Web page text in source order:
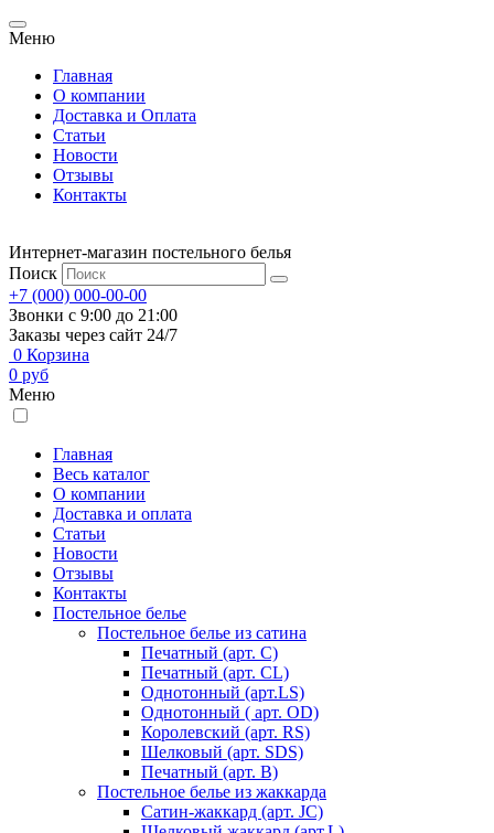
Меню
Главная
О компании
Доставка и Оплата
Статьи
Новости
Отзывы
Контакты
Интернет-магазин постельного белья
Поиск
+7 (000) 000-00-00
Звонки с 9:00 до 21:00
Заказы через сайт 24/7
0 Корзина
0 руб
Меню
Главная
Весь каталог
О компании
Доставка и оплата
Статьи
Новости
Отзывы
Контакты
Постельное белье
Постельное белье из сатина
Печатный (арт. С)
Печатный (арт. СL)
Однотонный (арт.LS)
Однотонный ( арт. OD)
Королевский (арт. RS)
Шелковый (арт. SDS)
Печатный (арт. В)
Постельное белье из жаккарда
Сатин-жаккард (арт. JC)